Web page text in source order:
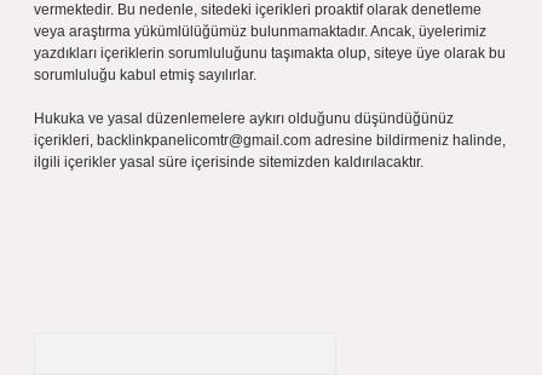
vermektedir. Bu nedenle, sitedeki içerikleri proaktif olarak denetleme
veya araştırma yükümlülüğümüz bulunmamaktadır. Ancak, üyelerimiz
yazdıkları içeriklerin sorumluluğunu taşımakta olup, siteye üye olarak bu
sorumluluğu kabul etmiş sayılırlar.
Hukuka ve yasal düzenlemelere aykırı olduğunu düşündüğünüz
içerikleri, backlinkpanelicomtr@gmail.com adresine bildirmeniz halinde,
ilgili içerikler yasal süre içerisinde sitemizden kaldırılacaktır.